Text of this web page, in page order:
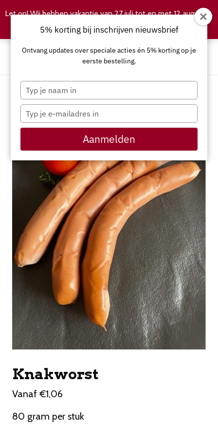
Knakworst
Vanaf €1,06
80 gram per stuk
5% korting bij inschrijven nieuwsbrief
Ontvang updates over speciale acties én 5% korting op je
eerste bestelling.
Typ
je
naam
Typ
je
e-
in
Aanmelden
Let op! Wij hebben vakantie van 27 juli tot en met 12 augustus.
Negeren